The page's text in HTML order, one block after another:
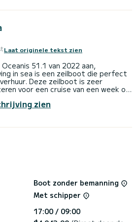
Laat originele tekst zien
51.1 van 2022 aan,
in sea is een zeilboot die perfect
Deze zeilboot is zeer
voor een cruise van een week of
lang met 110 pk. De 4 hutten
de volgende uitrusting: Autopiloot,
lier, Zwemplatform, Bluetooth-
via het platform een
nemen contact met u op met
zien
Boot zonder bemanning
Met schipper
17:00 / 09:00